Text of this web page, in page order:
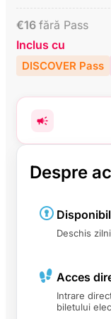
€16 fără Pass
Inclus cu
DISCOVER Pass
Despre
Deschis
Acces
Intrare
biletului